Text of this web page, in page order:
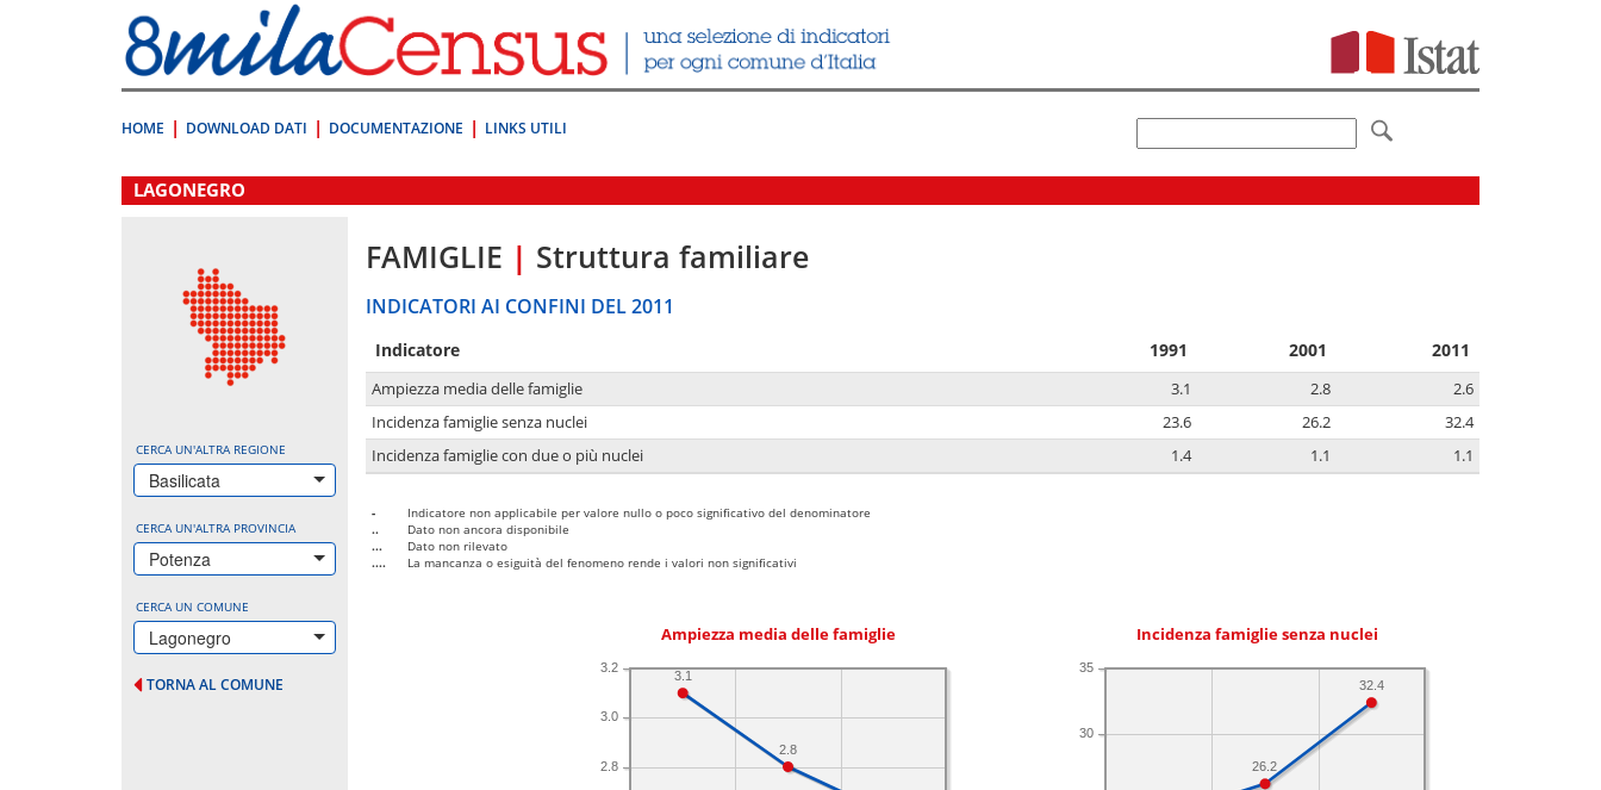
direttamente
a:
Contenuto
HOME DOWNLOAD DATI DOCUMENTAZIONE LINKS UTILI
LAGONEGRO
CERCA UN'ALTRA REGIONE
Basilicata
CERCA UN'ALTRA PROVINCIA
Potenza
CERCA UN COMUNE
Lagonegro
TORNA AL COMUNE
FAMIGLIE | Struttura familiare
INDICATORI AI CONFINI DEL 2011
Indicatore 1991 2001 2011
Ampiezza media delle famiglie 3.1 2.8
2.6
Incidenza famiglie senza nuclei
23.6 26.2
32.4
Incidenza famiglie con due o più nuclei
1.4 1.1 1.1
-
Indicatore non applicabile per valore nullo o poco significativo del denominatore
..
Dato non ancora disponibile
...
Dato non rilevato
....
La mancanza o esiguità del fenomeno rende i valori non significativi
Ampiezza media delle famiglie
2.8
3.0
3.2
2.8
3.1
Incidenza famiglie senza nuclei
30
35
32.4
26.2